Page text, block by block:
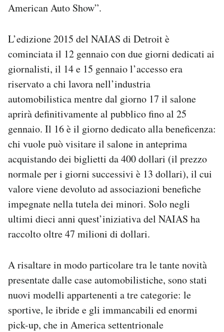
American Auto Show”.
L’edizione 2015 del NAIAS di Detroit è
cominciata il 12 gennaio con due giorni dedicati ai
giornalisti, il 14 e 15 gennaio l’accesso era
riservato a chi lavora nell’industria
automobilistica mentre dal giorno 17 il salone
aprirà definitivamente al pubblico fino al 25
gennaio. Il 16 è il giorno dedicato alla beneficenza:
chi vuole può visitare il salone in anteprima
acquistando dei biglietti da 400 dollari (il prezzo
normale per i giorni successivi è 13 dollari), il cui
valore viene devoluto ad associazioni benefiche
impegnate nella tutela dei minori. Solo negli
ultimi dieci anni quest’iniziativa del NAIAS ha
raccolto oltre 47 milioni di dollari.
A risaltare in modo particolare tra le tante novità
presentate dalle case automobilistiche, sono stati
nuovi modelli appartenenti a tre categorie: le
sportive, le ibride e gli immancabili ed enormi
pick-up, che in America settentrionale